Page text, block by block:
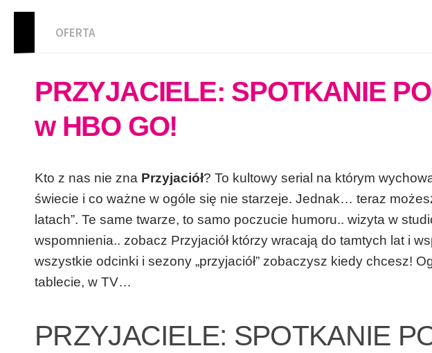
OFERTA
PRZYJACIELE: SPOTKANIE
w HBO GO!
Kto z nas nie zna Przyjaciół? To kultowy serial na którym
świecie i co ważne w ogóle się nie starzeje. Jednak… teraz
latach”. Te same twarze, to samo poczucie humoru.. wizyta w
wspomnienia.. zobacz Przyjaciół którzy wracają do tamtych lat i
wszystkie odcinki i sezony „przyjaciół” zobaczysz kiedy chcesz!
tablecie, w TV…
PRZYJACIELE: SPOTKANIE